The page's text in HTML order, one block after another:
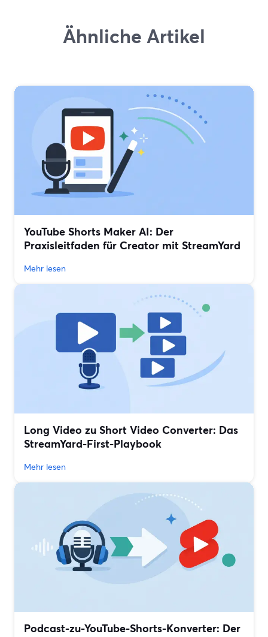
Ähnliche Artikel
YouTube Shorts Maker AI: Der
Praxisleitfaden für Creator mit StreamYard
Mehr lesen
Long Video zu Short Video Converter: Das
StreamYard-First-Playbook
Mehr lesen
Podcast-zu-YouTube-Shorts-Konverter: Der